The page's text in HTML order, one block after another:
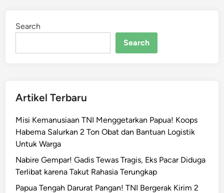
Search
Search
Artikel Terbaru
Misi Kemanusiaan TNI Menggetarkan Papua! Koops
Habema Salurkan 2 Ton Obat dan Bantuan Logistik
Untuk Warga
Nabire Gempar! Gadis Tewas Tragis, Eks Pacar Diduga
Terlibat karena Takut Rahasia Terungkap
Papua Tengah Darurat Pangan! TNI Bergerak Kirim 2